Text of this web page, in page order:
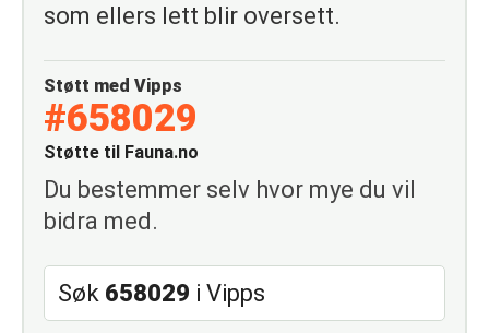
som ellers lett blir oversett.
Støtt med Vipps
#658029
Støtte til Fauna.no
Du bestemmer selv hvor mye du vil
bidra med.
Søk 658029 i Vipps